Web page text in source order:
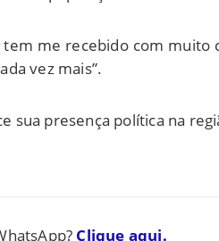
tem me recebido com
vez mais”.
sua presença política na
Clique aqui.